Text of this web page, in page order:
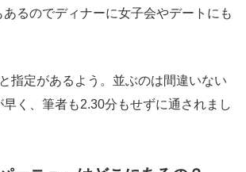
るのでディナーに女子会やデートにも
指定があるよう。並ぶのは間違いない
く、筆者も2.30分もせずに通されまし